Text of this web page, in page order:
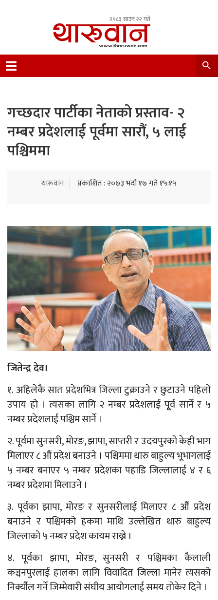
२०८३ साउन २२ गते
Nepal.
गच्छदार पार्टीका नेताको प्रस्ताव- २
नम्बर प्रदेशलाई पूर्वमा सारौं, ५ लाई
पश्चिममा
थारूवान प्रकाशित : २०७३ भदौ १७ गते १५:१५
जितेन्द्र देव।
१. अहिलेकै सात प्रदेशभित्र जिल्ला टुक्राउने र छुटाउने पहिलो
उपाय हो । त्यसका लागि २ नम्बर प्रदेशलाई पूृर्व सार्ने र ५
नम्बर प्रदेशलाई पश्चिम सार्ने ।
२. पूर्वमा सुनसरी, मोरङ, झापा, साप्तरी र उदयपुरको केही भाग
मिलाएर ८ औं प्रदेश बनाउने । पश्चिममा थारु बाहुल्य भूभागलाई
५ नम्बर बनाएर ५ नम्बर प्रदेशका पहाडि जिल्लालाई ४ र ६
नम्बर प्रदेशमा मिलाउने ।
३. पूर्वका झापा, मोरङ र सुनसरीलाई मिलाएर ८ औं प्रदेश
बनाउने र पश्चिमको हकमा माथि उल्लेखित थारु बाहुल्य
जिल्लाको ५ नम्बर प्रदेश कायम राख्ने ।
४. पूर्वका झापा, मोरङ, सुनसरी र पश्चिमका कैलाली
कञ्चनपुरलाई हालका लागि विवादित जिल्ला मानेर त्यसको
निर्क्यौल गर्ने जिम्मेवारी संघीय आयोगलाई समय तोकेर दिने ।